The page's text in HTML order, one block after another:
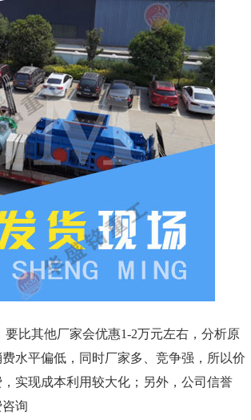
要比其他厂家会优惠1-2万元左右，分析原
水平偏低，同时厂家多、竞争强，所以价
实现成本利用较大化；另外，公司信誉
询